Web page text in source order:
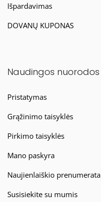
Išpardavimas
DOVANŲ KUPONAS
Naudingos nuorodos
Pristatymas
Grąžinimo taisyklės
Pirkimo taisyklės
Mano paskyra
Naujienlaiškio prenumerata
Susisiekite su mumis